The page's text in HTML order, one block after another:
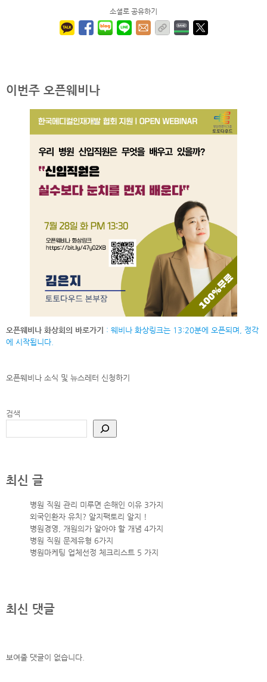
소셜로 공유하기
이번주 오픈웨비나
오픈웨비나 화상회의 바로가기 : 웨비나 화상링크는 13:20분에 오픈되며, 정각
에 시작됩니다.
오픈웨비나 소식 및 뉴스레터 신청하기
검색
최신 글
병원 직원 관리 미루면 손해인 이유 3가지
외국인환자 유치? 알지팩토리 알지 !
병원경영, 개원의가 알아야 할 개념 4가지
병원 직원 문제유형 6가지
병원마케팅 업체선정 체크리스트 5 가지
최신 댓글
보여줄 댓글이 없습니다.